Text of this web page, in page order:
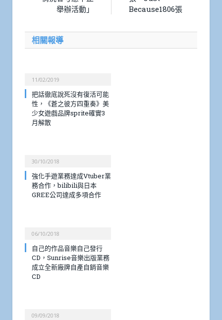
舉辦活動」
Because1806張
相關報導
11/02/2019
把話徹底說死沒有復活可能
性，《蒼之彼方四重奏》美
少女遊戲品牌sprite確實3
月解散
30/10/2018
強化手遊業務達成Vtuber業
務合作，bilibili與日本
GREE公司達成多項合作
06/10/2018
自己的作品音樂自己發行
CD，Sunrise音樂出版業務
成立全新廠牌自產自銷音樂
CD
09/09/2018